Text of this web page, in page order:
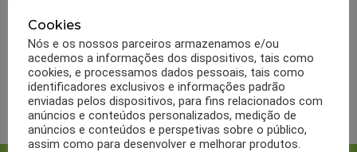
benefícios tem para a
saúde
LER MAIS
Cookies
Nós e os nossos parceiros armazenamos e/ou
acedemos a informações dos dispositivos, tais como
cookies, e processamos dados pessoais, tais como
identificadores exclusivos e informações padrão
enviadas pelos dispositivos, para fins relacionados com
anúncios e conteúdos personalizados, medição de
anúncios e conteúdos e perspetivas sobre o público,
assim como para desenvolver e melhorar produtos.